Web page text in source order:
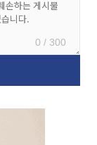
0 / 300